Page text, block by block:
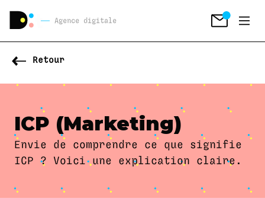
Agence digitale
Retour
ICP (Marketing)
Envie de comprendre ce que signifie
ICP ? Voici une explication claire.